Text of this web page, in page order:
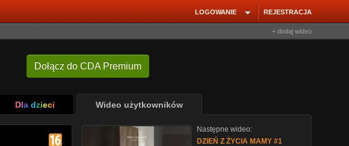
REJESTRACJA
LOGOWANIE
+ dodaj wideo
Dołącz do CDA Premium
Dla dzieci Wideo użytkowników
Następne wideo:
DZIEŃ Z ŻYCIA MAMY #1